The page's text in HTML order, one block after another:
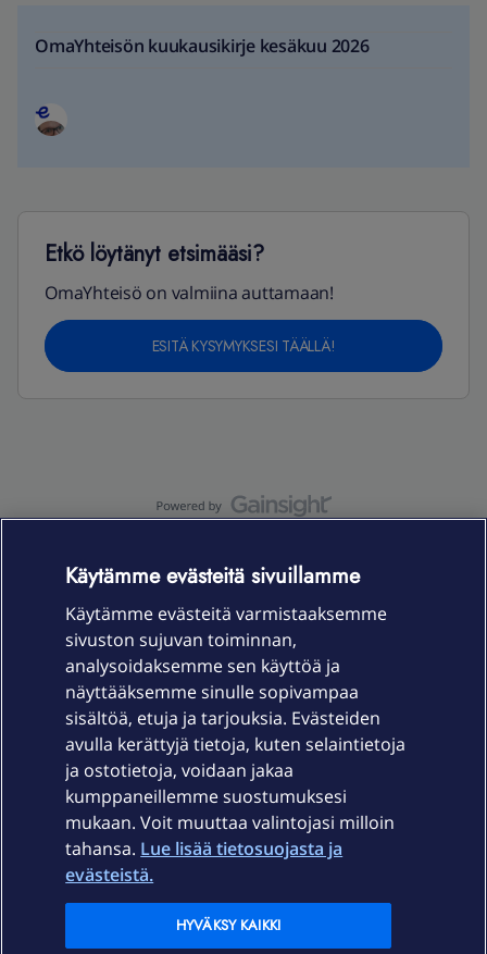
OmaYhteisön kuukausikirje kesäkuu 2026
Etkö löytänyt etsimääsi?
OmaYhteisö on valmiina auttamaan!
ESITÄ KYSYMYKSESI TÄÄLLÄ!
Laitteet & liittymät
Palvelut
Ajankohtaista
Elisa Oyj
Käytämme evästeitä sivuillamme
Käytämme evästeitä varmistaaksemme
sivuston sujuvan toiminnan,
analysoidaksemme sen käyttöä ja
näyttääksemme sinulle sopivampaa
sisältöä, etuja ja tarjouksia. Evästeiden
avulla kerättyjä tietoja, kuten selaintietoja
ja ostotietoja, voidaan jakaa
kumppaneillemme suostumuksesi
mukaan. Voit muuttaa valintojasi milloin
tahansa. Lue lisää tietosuojasta ja
evästeistä.
HYVÄKSY KAIKKI